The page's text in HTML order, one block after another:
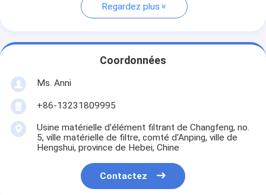
Regardez plus
Coordonnées
Ms. Anni
+86-13231809995
Usine matérielle d'élément filtrant de Changfeng, no.
5, ville matérielle de filtre, comté d'Anping, ville de
Hengshui, province de Hebei, Chine
Contactez